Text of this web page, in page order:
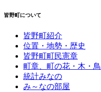
皆野町について
皆野町紹介
位置・地勢・歴史
皆野町町民憲章
町章、町の花・木・鳥
統計みなの
み～なの部屋